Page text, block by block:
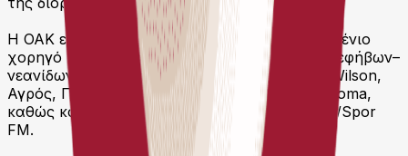
Η ΟΑΚ ευχαριστεί για την στήριξη τον πλατινένιο
χορηγό Adtech, τον χορηγό εθνικών ομάδων εφήβων–
νεανίδων Potens και τους χορηγούς Allwyn, Wilson,
Αγρός, Πετρολίνα, Χαραλαμπίδης-Κρίστης, Joma,
καθώς και τον χορηγό επικοινωνίας 24sports/Spor
FM.